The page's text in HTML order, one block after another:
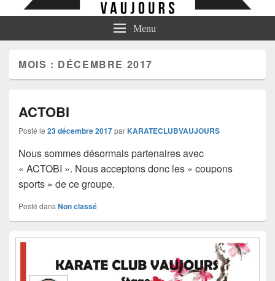
Menu
MOIS : DÉCEMBRE 2017
ACTOBI
Posté le 23 décembre 2017parKARATECLUBVAUJOURS
Nous sommes désormais partenaires avec
« ACTOBI ». Nous acceptons donc les « coupons
sports » de ce groupe.
Posté dansNon classé
Zone
principale